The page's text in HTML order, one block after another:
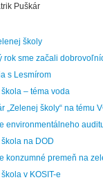
Puškár
školy
rok sme začali
s Lesmírom
– téma voda
„Zelenej školy“ na tému
environmentálneho
na DOD
konzumné premeň na
v KOSIT-e